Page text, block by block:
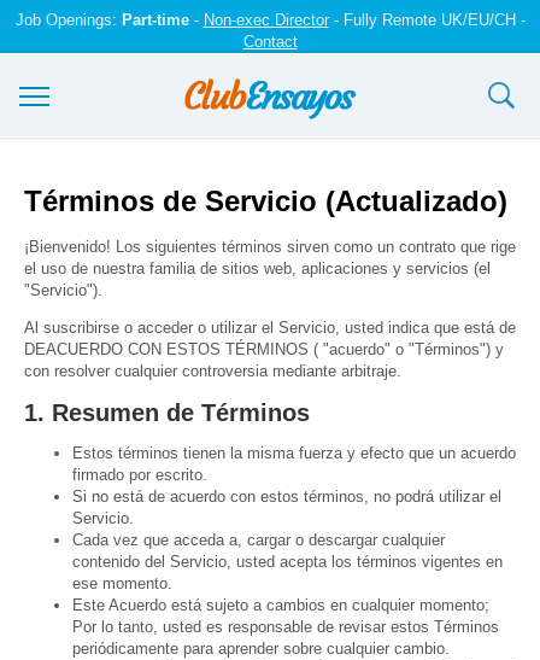
Job Openings: Part-time- Non-exec Director- Fully Remote UK/EU/CH -
Contact
Iniciar sesión
Contáctenos
Términos de Servicio (Actualizado)
¡Bienvenido! Los siguientes términos sirven como un contrato que rige
el uso de nuestra familia de sitios web, aplicaciones y servicios (el
"Servicio").
Al suscribirse o acceder o utilizar el Servicio, usted indica que está de
DEACUERDO CON ESTOS TÉRMINOS ( "acuerdo" o "Términos") y
con resolver cualquier controversia mediante arbitraje.
1. Resumen de Términos
Estos términos tienen la misma fuerza y efecto que un acuerdo
firmado por escrito.
Si no está de acuerdo con estos términos, no podrá utilizar el
Servicio.
Cada vez que acceda a, cargar o descargar cualquier
contenido del Servicio, usted acepta los términos vigentes en
ese momento.
Este Acuerdo está sujeto a cambios en cualquier momento;
Por lo tanto, usted es responsable de revisar estos Términos
periódicamente para aprender sobre cualquier cambio.